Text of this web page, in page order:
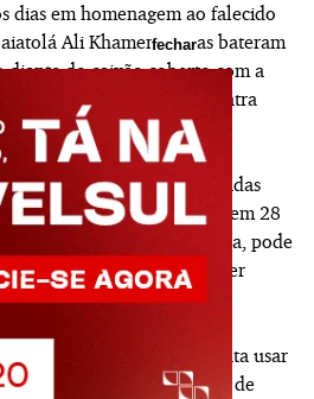
dias em homenagem ao falecido
Ali Khamenei. Elas bateram
do caixão coberto com a
e pediram vingança contra
governou o Irã por décadas
anos em um ataque aéreo em 28
iniciais da guerra iraniana, pode
do país e ao seu novo líder
Mojtaba Khamenei.
visto que o Irã tenta usar
de Ormuz como moeda de
fechar